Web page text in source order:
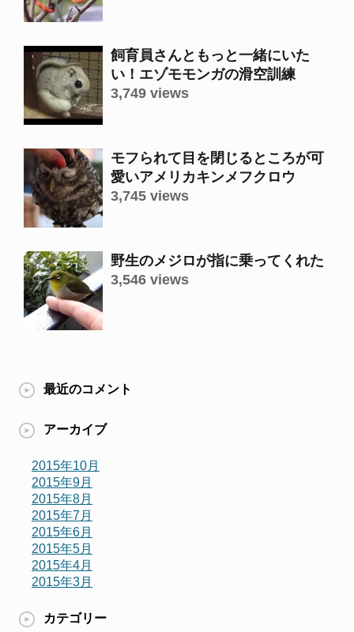
飼育員さんともっと一緒にいた
い！エゾモモンガの滑空訓練
3,749 views
モフられて目を閉じるところが可
愛いアメリカキンメフクロウ
3,745 views
野生のメジロが指に乗ってくれた
3,546 views
最近のコメント
アーカイブ
2015年10月
2015年9月
2015年8月
2015年7月
2015年6月
2015年5月
2015年4月
2015年3月
カテゴリー